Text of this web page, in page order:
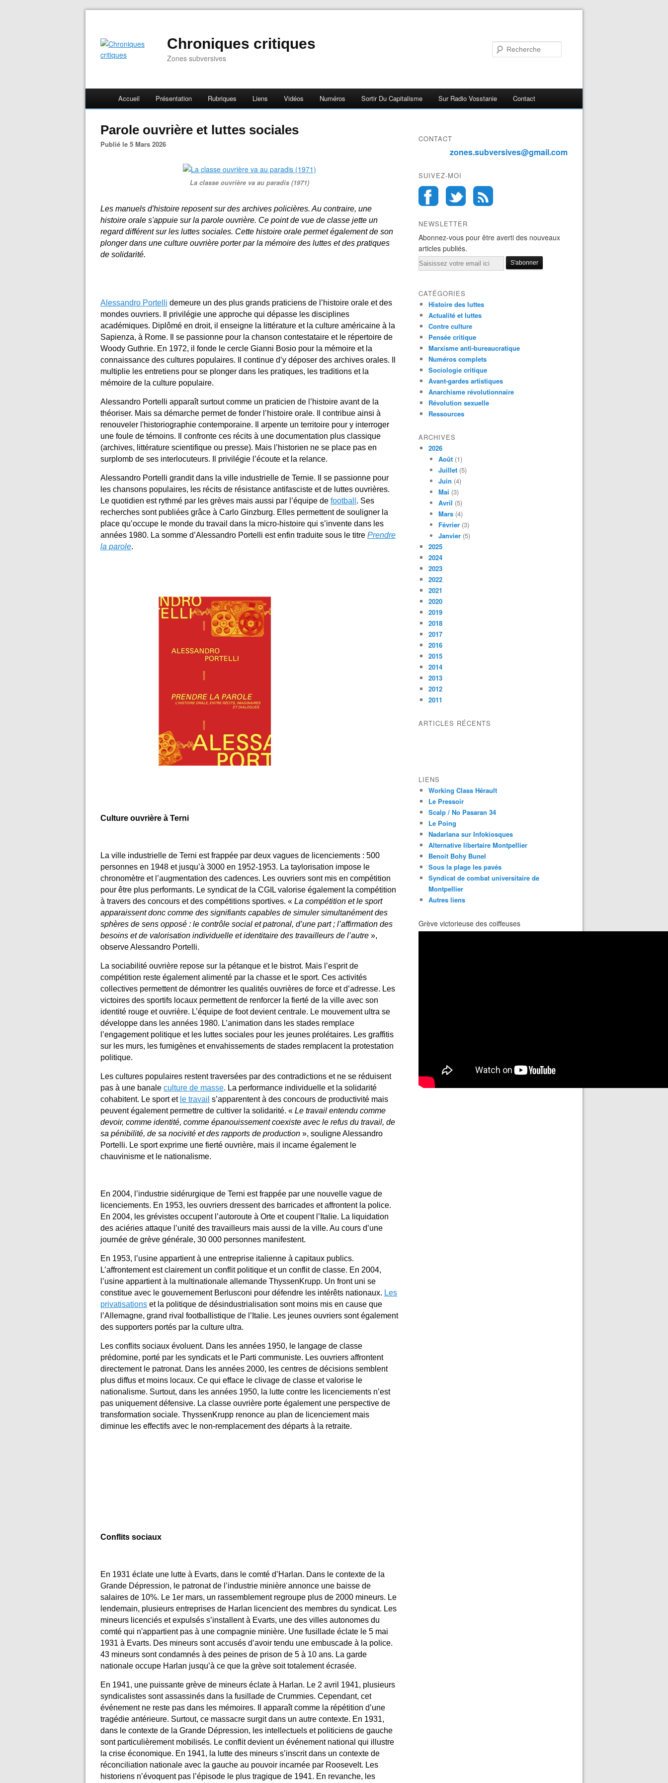
Chroniques critiques
Zones subversives
Accueil Présentation Rubriques Liens Vidéos Numéros Sortir Du Capitalisme Sur Radio Vosstanie Contact
Parole ouvrière et luttes sociales
Publié le 5 Mars 2026
La classe ouvrière va au paradis (1971)
Les manuels d'histoire reposent sur des archives policières. Au contraire, une
histoire orale s'appuie sur la parole ouvrière. Ce point de vue de classe jette un
regard différent sur les luttes sociales. Cette histoire orale permet également de son
plonger dans une culture ouvrière porter par la mémoire des luttes et des pratiques
de solidarité.
Alessandro Portelli demeure un des plus grands praticiens de l’histoire orale et des
mondes ouvriers. Il privilégie une approche qui dépasse les disciplines
académiques. Diplômé en droit, il enseigne la littérature et la culture américaine à la
Sapienza, à Rome. Il se passionne pour la chanson contestataire et le répertoire de
Woody Guthrie. En 1972, il fonde le cercle Gianni Bosio pour la mémoire et la
connaissance des cultures populaires. Il continue d’y déposer des archives orales.
multiplie les entretiens pour se plonger dans les pratiques, les traditions et la
mémoire de la culture populaire.
Alessandro Portelli apparaît surtout comme un praticien de l’histoire avant de la
théoriser. Mais sa démarche permet de fonder l’histoire orale. Il contribue ainsi à
renouveler l'historiographie contemporaine. Il arpente un territoire pour y interroger
une foule de témoins. Il confronte ces récits à une documentation plus classique
(archives, littérature scientifique ou presse). Mais l’historien ne se place pas en
surplomb de ses interlocuteurs. Il privilégie l’écoute et la relance.
Alessandro Portelli grandit dans la ville industrielle de Ternie. Il se passionne pour
les chansons populaires, les récits de résistance antifasciste et de luttes ouvrières.
Le quotidien est rythmé par les grèves mais aussi par l’équipe de football . Ses
recherches sont publiées grâce à Carlo Ginzburg. Elles permettent de souligner la
place qu’occupe le monde du travail dans la micro-histoire qui s’invente dans les
années 1980. La somme d’Alessandro Portelli est enfin traduite sous le titre Prendre
la parole.
Culture ouvrière à Terni
La ville industrielle de Terni est frappée par deux vagues de licenciements : 500
personnes en 1948 et jusqu’à 3000 en 1952-1953. La taylorisation impose le
chronomètre et l’augmentation des cadences. Les ouvriers sont mis en compétition
pour être plus performants. Le syndicat de la CGIL valorise également la compétition
à travers des concours et des compétitions sportives. « La compétition et le sport
apparaissent donc comme des signifiants capables de simuler simultanément des
sphères de sens opposé : le contrôle social et patronal, d’une part ; l’affirmation des
besoins et de valorisation individuelle et identitaire des travailleurs de l’autre »,
observe Alessandro Portelli.
La sociabilité ouvrière repose sur la pétanque et le bistrot. Mais l’esprit de
compétition reste également alimenté par la chasse et le sport. Ces activités
collectives permettent de démontrer les qualités ouvrières de force et d’adresse. Les
victoires des sportifs locaux permettent de renforcer la fierté de la ville avec son
identité rouge et ouvrière. L’équipe de foot devient centrale. Le mouvement ultra se
développe dans les années 1980. L’animation dans les stades remplace
l’engagement politique et les luttes sociales pour les jeunes prolétaires. Les graffitis
sur les murs, les fumigènes et envahissements de stades remplacent la protestation
politique.
Les cultures populaires restent traversées par des contradictions et ne se réduisent
pas à une banale culture de masse. La performance individuelle et la solidarité
cohabitent. Le sport et le travail s’apparentent à des concours de productivité mais
peuvent également permettre de cultiver la solidarité. « Le travail entendu comme
devoir, comme identité, comme épanouissement coexiste avec le refus du travail, de
sa pénibilité, de sa nocivité et des rapports de production », souligne Alessandro
Portelli. Le sport exprime une fierté ouvrière, mais il incarne également le
chauvinisme et le nationalisme.
En 2004, l’industrie sidérurgique de Terni est frappée par une nouvelle vague de
licenciements. En 1953, les ouvriers dressent des barricades et affrontent la police.
En 2004, les grévistes occupent l’autoroute à Orte et coupent l’Italie. La liquidation
des aciéries attaque l’unité des travailleurs mais aussi de la ville. Au cours d’une
journée de grève générale, 30 000 personnes manifestent.
En 1953, l’usine appartient à une entreprise italienne à capitaux publics.
L’affrontement est clairement un conflit politique et un conflit de classe. En 2004,
l’usine appartient à la multinationale allemande ThyssenKrupp. Un front uni se
constitue avec le gouvernement Berlusconi pour défendre les intérêts nationaux. Les
privatisations et la politique de désindustrialisation sont moins mis en cause que
l’Allemagne, grand rival footballistique de l’Italie. Les jeunes ouvriers sont également
des supporters portés par la culture ultra.
Les conflits sociaux évoluent. Dans les années 1950, le langage de classe
prédomine, porté par les syndicats et le Parti communiste. Les ouvriers affrontent
directement le patronat. Dans les années 2000, les centres de décisions semblent
plus diffus et moins locaux. Ce qui efface le clivage de classe et valorise le
nationalisme. Surtout, dans les années 1950, la lutte contre les licenciements n’est
pas uniquement défensive. La classe ouvrière porte également une perspective de
transformation sociale. ThyssenKrupp renonce au plan de licenciement mais
diminue les effectifs avec le non-remplacement des départs à la retraite.
Conflits sociaux
En 1931 éclate une lutte à Evarts, dans le comté d’Harlan. Dans le contexte de la
Grande Dépression, le patronat de l’industrie minière annonce une baisse de
salaires de 10%. Le 1er mars, un rassemblement regroupe plus de 2000 mineurs. Le
lendemain, plusieurs entreprises de Harlan licencient des membres du syndicat. Les
mineurs licenciés et expulsés s’installent à Evarts, une des villes autonomes du
comté qui n'appartient pas à une compagnie minière. Une fusillade éclate le 5 mai
1931 à Evarts. Des mineurs sont accusés d’avoir tendu une embuscade à la police.
43 mineurs sont condamnés à des peines de prison de 5 à 10 ans. La garde
nationale occupe Harlan jusqu’à ce que la grève soit totalement écrasée.
En 1941, une puissante grève de mineurs éclate à Harlan. Le 2 avril 1941, plusieurs
syndicalistes sont assassinés dans la fusillade de Crummies. Cependant, cet
événement ne reste pas dans les mémoires. Il apparaît comme la répétition d’une
tragédie antérieure. Surtout, ce massacre surgit dans un autre contexte. En 1931,
dans le contexte de la Grande Dépression, les intellectuels et politiciens de gauche
sont particulièrement mobilisés. Le conflit devient un événement national qui illustre
la crise économique. En 1941, la lutte des mineurs s’inscrit dans un contexte de
réconciliation nationale avec la gauche au pouvoir incarnée par Roosevelt. Les
historiens n’évoquent pas l’épisode le plus tragique de 1941. En revanche, les
CONTACT
zones.subversives@gmail.com
SUIVEZ-MOI
NEWSLETTER
Abonnez-vous pour être averti des nouveaux
articles publiés.
Email
CATÉGORIES
Histoire des luttes
Actualité et luttes
Contre culture
Pensée critique
Marxisme anti-bureaucratique
Numéros complets
Sociologie critique
Avant-gardes artistiques
Anarchisme révolutionnaire
Révolution sexuelle
Ressources
ARCHIVES
2026
Août (1)
Juillet (5)
Juin (4)
Mai (3)
Avril (5)
Mars (4)
Février (3)
Janvier (5)
2025
2024
2023
2022
2021
2020
2019
2018
2017
2016
2015
2014
2013
2012
2011
ARTICLES RÉCENTS
LIENS
Working Class Hérault
Le Pressoir
Scalp / No Pasaran 34
Le Poing
Nadarlana sur Infokiosques
Alternative libertaire Montpellier
Benoit Bohy Bunel
Sous la plage les pavés
Syndicat de combat universitaire de
Montpellier
Autres liens
Grève victorieuse des coiffeuses